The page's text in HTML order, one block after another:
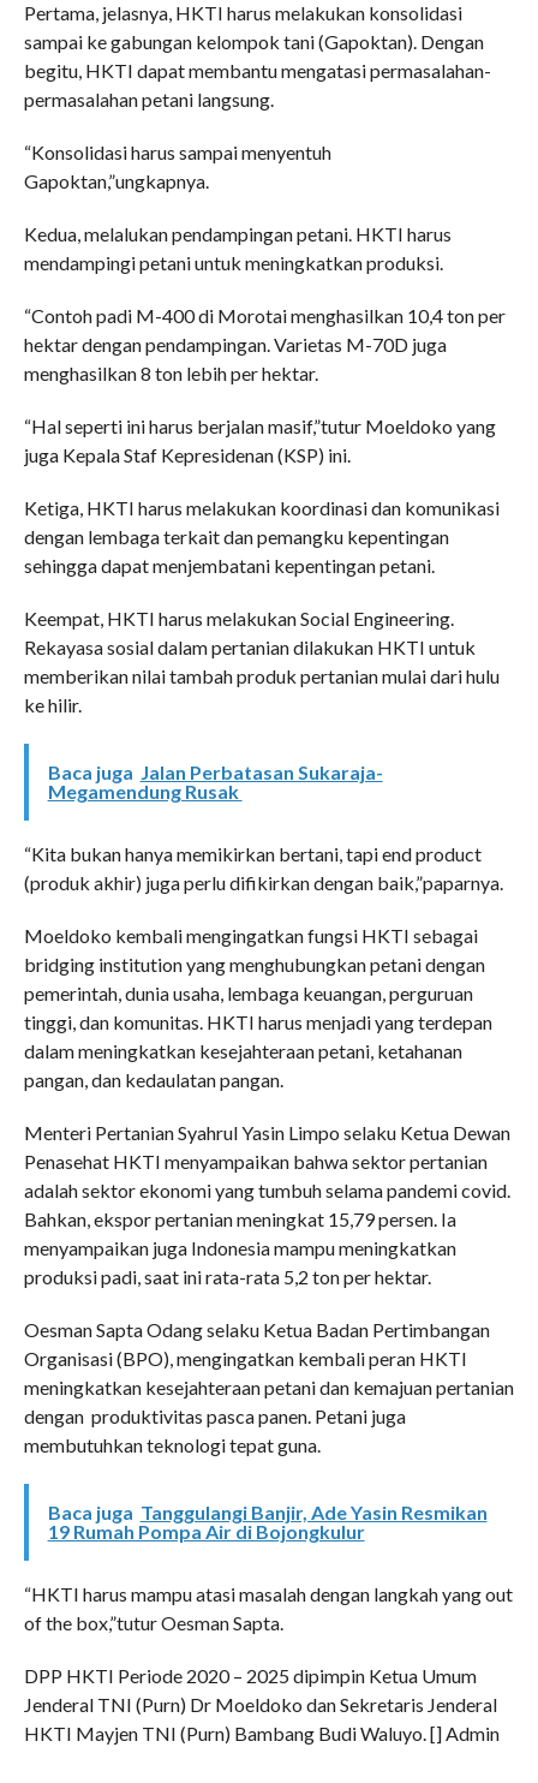
Pertama, jelasnya, HKTI harus melakukan konsolidasi
sampai ke gabungan kelompok tani (Gapoktan). Dengan
begitu, HKTI dapat membantu mengatasi permasalahan-
permasalahan petani langsung.
“Konsolidasi harus sampai menyentuh
Gapoktan,”ungkapnya.
Kedua, melalukan pendampingan petani. HKTI harus
mendampingi petani untuk meningkatkan produksi.
“Contoh padi M-400 di Morotai menghasilkan 10,4 ton per
hektar dengan pendampingan. Varietas M-70D juga
menghasilkan 8 ton lebih per hektar.
“Hal seperti ini harus berjalan masif,”tutur Moeldoko yang
juga Kepala Staf Kepresidenan (KSP) ini.
Ketiga, HKTI harus melakukan koordinasi dan komunikasi
dengan lembaga terkait dan pemangku kepentingan
sehingga dapat menjembatani kepentingan petani.
Keempat, HKTI harus melakukan Social Engineering.
Rekayasa sosial dalam pertanian dilakukan HKTI untuk
memberikan nilai tambah produk pertanian mulai dari hulu
ke hilir.
Baca juga Jalan Perbatasan Sukaraja-
Megamendung Rusak
“Kita bukan hanya memikirkan bertani, tapi end product
(produk akhir) juga perlu difikirkan dengan baik,”paparnya.
Moeldoko kembali mengingatkan fungsi HKTI sebagai
bridging institution yang menghubungkan petani dengan
pemerintah, dunia usaha, lembaga keuangan, perguruan
tinggi, dan komunitas. HKTI harus menjadi yang terdepan
dalam meningkatkan kesejahteraan petani, ketahanan
pangan, dan kedaulatan pangan.
Menteri Pertanian Syahrul Yasin Limpo selaku Ketua Dewan
Penasehat HKTI menyampaikan bahwa sektor pertanian
adalah sektor ekonomi yang tumbuh selama pandemi covid.
Bahkan, ekspor pertanian meningkat 15,79 persen. Ia
menyampaikan juga Indonesia mampu meningkatkan
produksi padi, saat ini rata-rata 5,2 ton per hektar.
Oesman Sapta Odang selaku Ketua Badan Pertimbangan
Organisasi (BPO), mengingatkan kembali peran HKTI
meningkatkan kesejahteraan petani dan kemajuan pertanian
dengan produktivitas pasca panen. Petani juga
membutuhkan teknologi tepat guna.
Baca juga Tanggulangi Banjir, Ade Yasin Resmikan
19 Rumah Pompa Air di Bojongkulur
“HKTI harus mampu atasi masalah dengan langkah yang out
of the box,”tutur Oesman Sapta.
DPP HKTI Periode 2020 – 2025 dipimpin Ketua Umum
Jenderal TNI (Purn) Dr Moeldoko dan Sekretaris Jenderal
HKTI Mayjen TNI (Purn) Bambang Budi Waluyo. [] Admin